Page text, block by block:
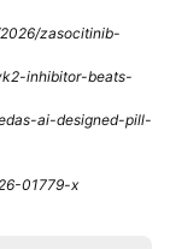
zasocitinib-
inhibitor-beats-
ai-designed-pill-
01779-x